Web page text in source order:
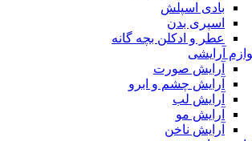
بادی اسپلش
اسپری بدن
عطر و ادکلن بچه گانه
آرایشی
آرایش صورت
آرایش چشم و ابرو
آرایش لب
آرایش مو
آرایش ناخن